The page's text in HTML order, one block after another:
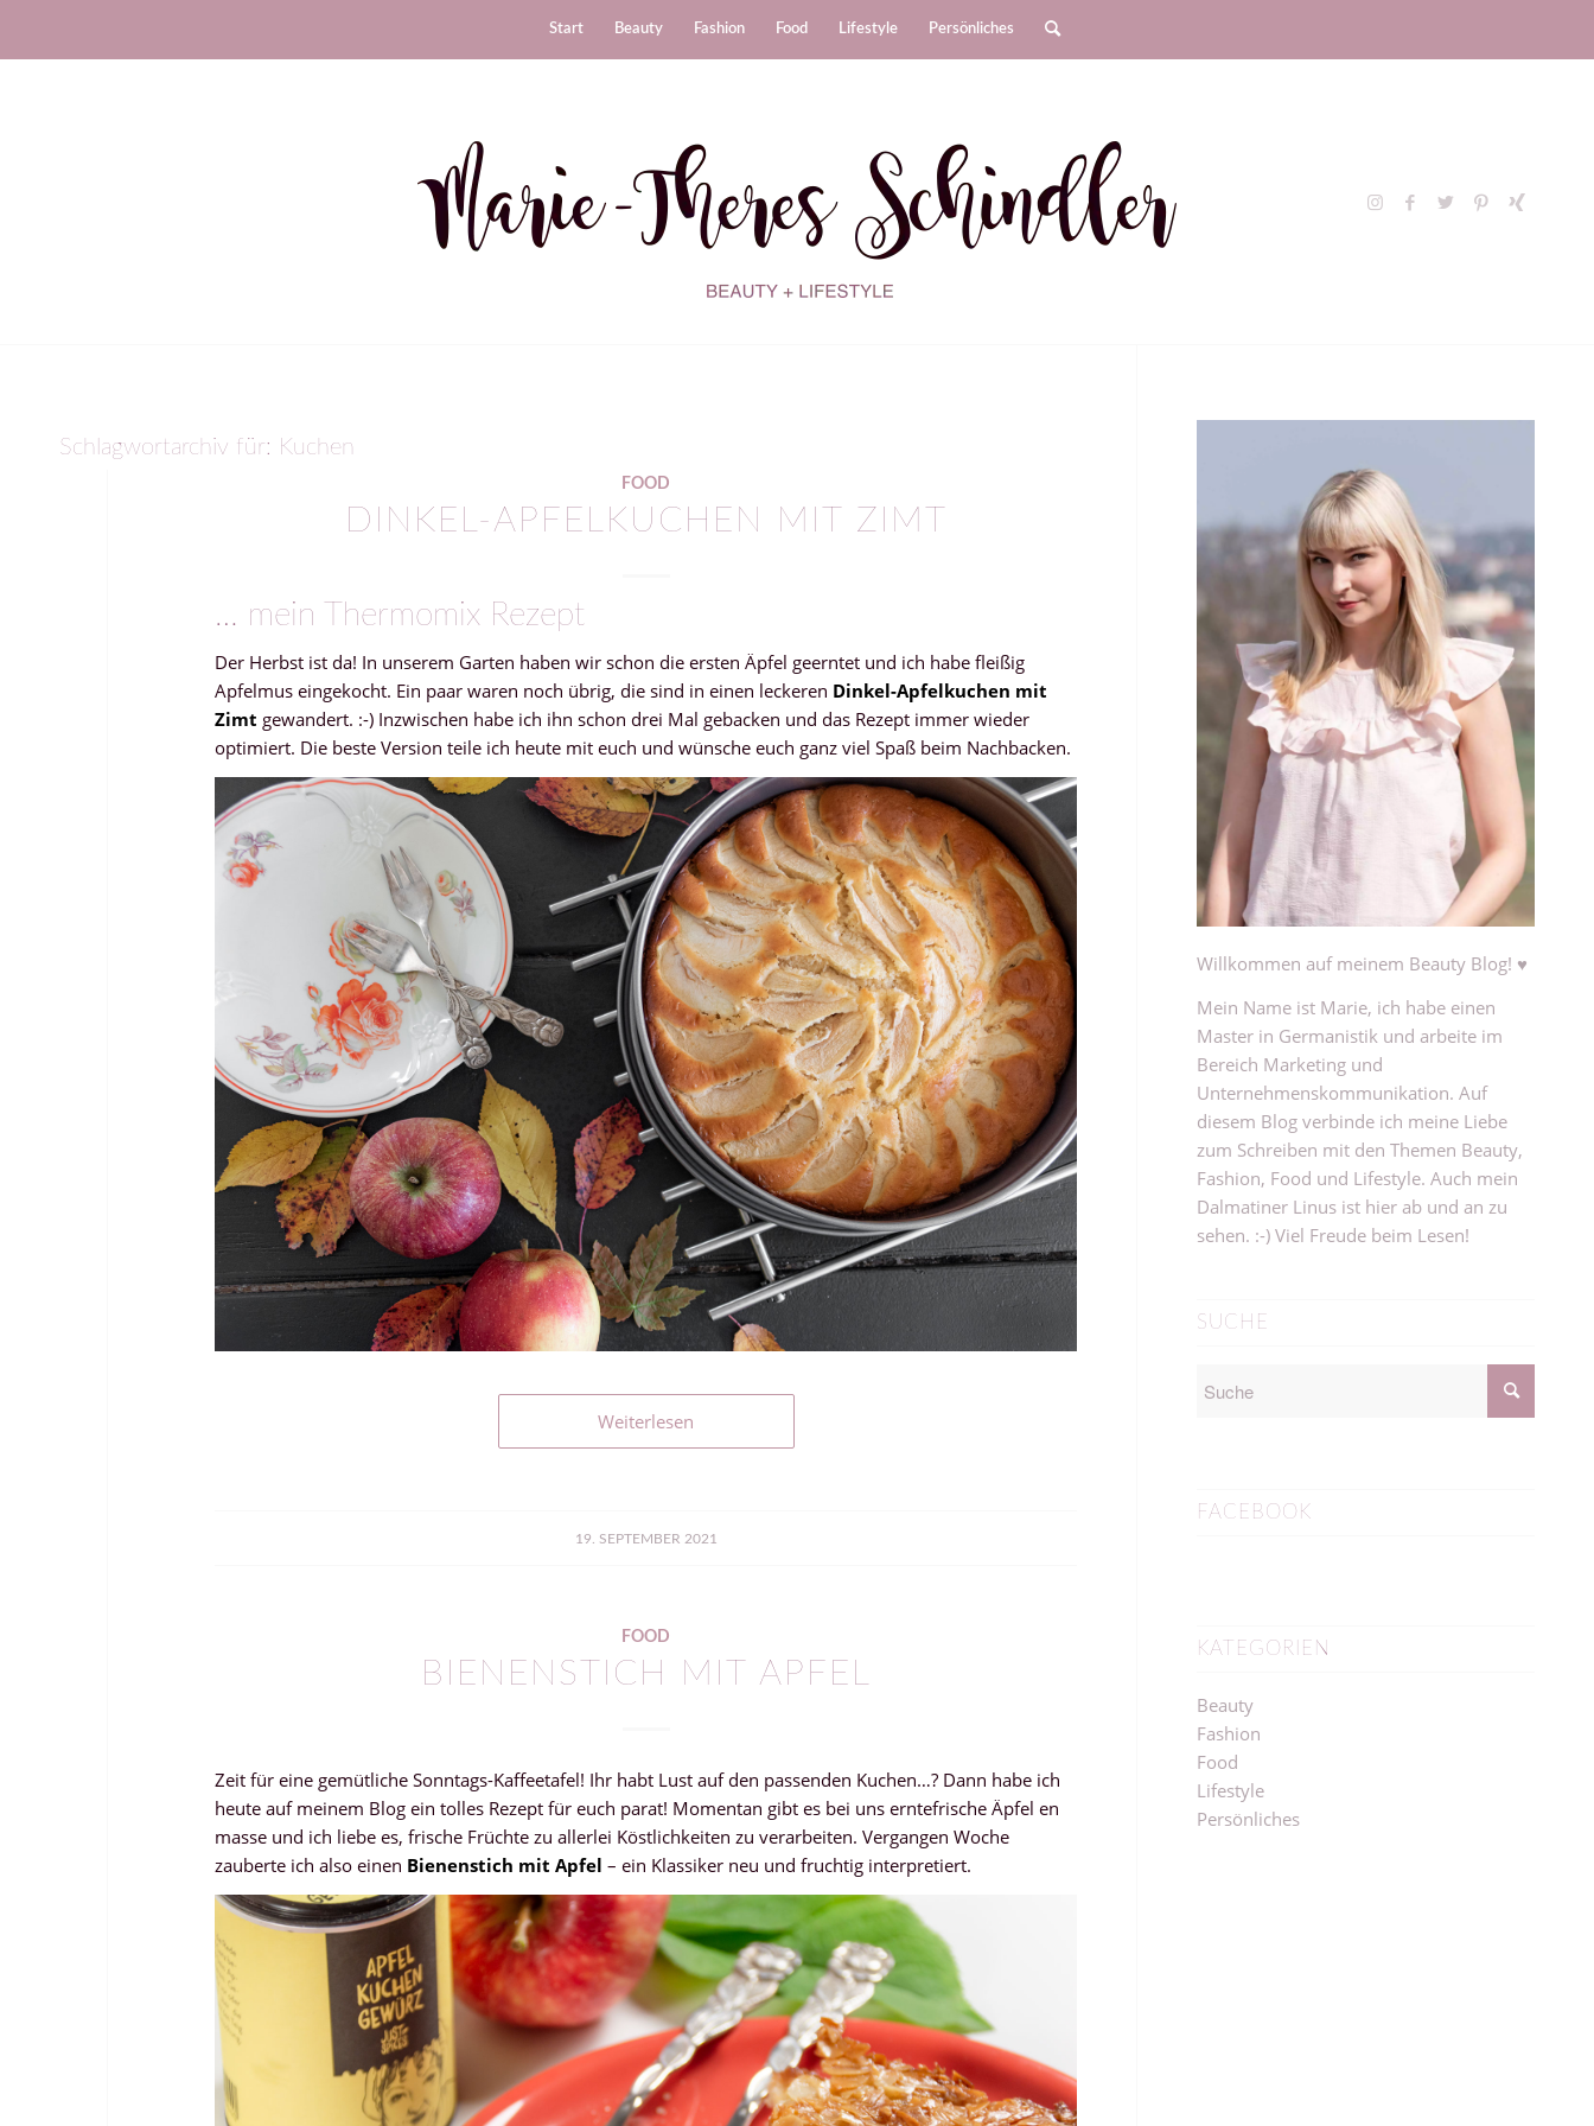
Start Beauty Fashion Food Lifestyle Persönliches
Schlagwortarchiv für: Kuchen
FOOD
DINKEL-APFELKUCHEN MIT ZIMT
… mein Thermomix Rezept
Der Herbst ist da! In unserem Garten haben wir schon die ersten Äpfel geerntet und ich habe fleißig
Apfelmus eingekocht. Ein paar waren noch übrig, die sind in einen leckeren Dinkel-Apfelkuchen mit
Zimt gewandert. :-) Inzwischen habe ich ihn schon drei Mal gebacken und das Rezept immer wieder
optimiert. Die beste Version teile ich heute mit euch und wünsche euch ganz viel Spaß beim Nachbacken.
Weiterlesen
19. SEPTEMBER 2021
FOOD
BIENENSTICH MIT APFEL
Zeit für eine gemütliche Sonntags-Kaffeetafel! Ihr habt Lust auf den passenden Kuchen…? Dann habe ich
heute auf meinem Blog ein tolles Rezept für euch parat! Momentan gibt es bei uns erntefrische Äpfel en
masse und ich liebe es, frische Früchte zu allerlei Köstlichkeiten zu verarbeiten. Vergangen Woche
zauberte ich also einen Bienenstich mit Apfel – ein Klassiker neu und fruchtig interpretiert.
Willkommen auf meinem Beauty Blog! ♥
Mein Name ist Marie, ich habe einen
Master in Germanistik und arbeite im
Bereich Marketing und
Unternehmenskommunikation. Auf
diesem Blog verbinde ich meine Liebe
zum Schreiben mit den Themen Beauty,
Fashion, Food und Lifestyle. Auch mein
Dalmatiner Linus ist hier ab und an zu
sehen. :-) Viel Freude beim Lesen!
SUCHE
FACEBOOK
KATEGORIEN
Beauty
Fashion
Food
Lifestyle
Persönliches